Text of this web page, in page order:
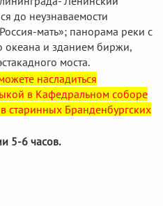
до неузнаваемости
мать»; панорама реки с
океана и зданием биржи,
моста.
насладиться
в Кафедральном соборе
старинных Бранденбургских
5-6 часов.